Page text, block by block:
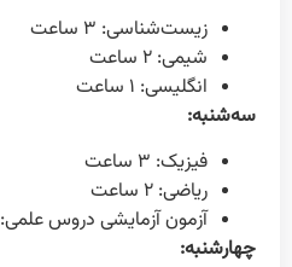
زیست‌شناسی: ۳ ساعت
شیمی: ۲ ساعت
انگلیسی: ۱ ساعت
سه‌شنبه:
فیزیک: ۳ ساعت
ریاضی: ۲ ساعت
آزمون آزمایشی دروس علمی: ۱ ساعت
چهارشنبه: